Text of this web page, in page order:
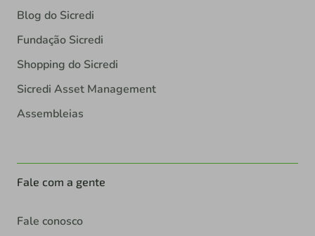
Blog do Sicredi
Fundação Sicredi
Shopping do Sicredi
Sicredi Asset Management
Assembleias
Fale com a gente
Fale conosco